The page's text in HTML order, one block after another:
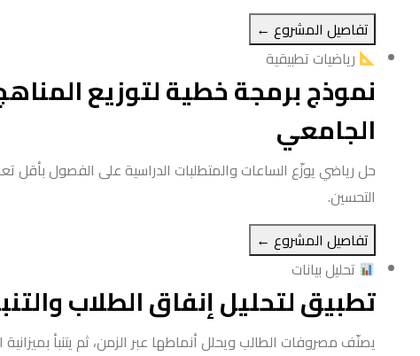
تفاصيل المشروع ←
رياضيات تطبيقية
نموذج برمجة خطية لتوزيع
الجامعي
حل رياضي يوزّع الساعات والمتطلبات الدراسية على الفصول بأقل
التحسين.
تفاصيل المشروع ←
تحليل بيانات
تطبيق لتحليل إنفاق الطلاب
يصنّف مصروفات الطالب ويحلل أنماطها عبر الزمن، ثم يتنبأ